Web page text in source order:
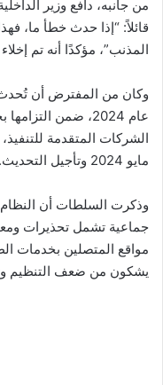
من جانبه، دافع وزير
قائلاً: “إذا حدث خطأ ما،
المذنب”، مؤكدًا أنه تم
وكان من المفترض أن
عام 2024، ضمن
الشركات المتقدمة
مايو 2024 وتأجيل التحديث.
وذكرت السلطات أن
جماعية تشمل تحذيرات
مواقع المتصلين بخدمات
يشكون من ضعف التنظيم